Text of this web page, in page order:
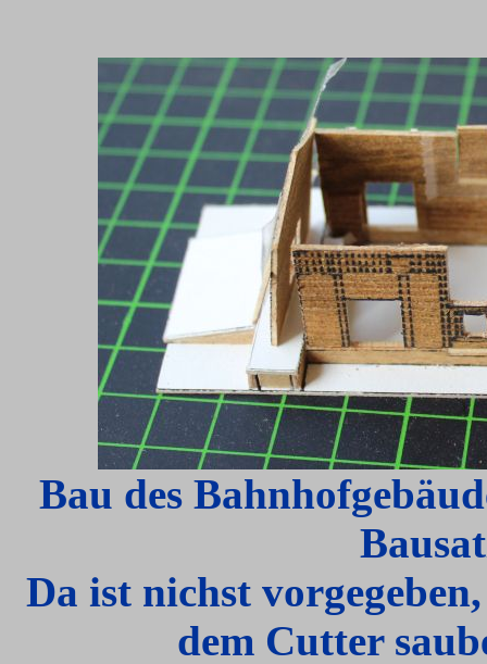
Bau des
Da ist nichst
dem Cutter